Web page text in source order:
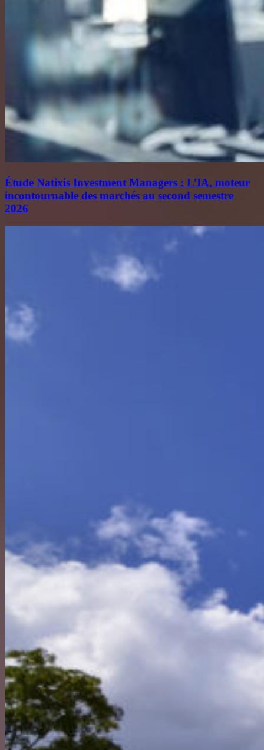
Étude Natixis Investment Managers : L’IA, moteur
incontournable des marchés au second semestre
2026